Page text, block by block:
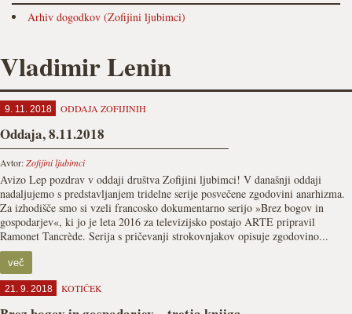
Arhiv dogodkov (Zofijini ljubimci)
Vladimir Lenin
9. 11. 2018 ODDAJA ZOFIJINIH
Oddaja, 8.11.2018
Avtor:Zofijini ljubimci
Avizo Lep pozdrav v oddaji društva Zofijini ljubimci! V današnji oddaji
nadaljujemo s predstavljanjem tridelne serije posvečene zgodovini anarhizma.
Za izhodišče smo si vzeli francosko dokumentarno serijo »Brez bogov in
gospodarjev«, ki jo je leta 2016 za televizijsko postajo ARTE pripravil
Ramonet Tancrède. Serija s pričevanji strokovnjakov opisuje zgodovino...
več
21. 9. 2018 KOTIČEK